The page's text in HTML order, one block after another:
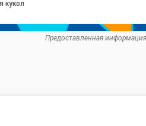
кукол
Предоставленная